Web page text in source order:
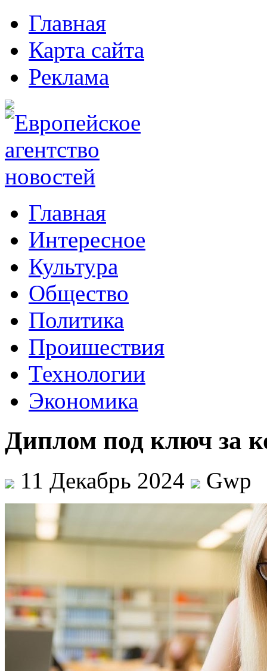
Главная
Карта сайта
Реклама
Главная
Интересное
Культура
Общество
Политика
Проишествия
Технологии
Экономика
Диплом под ключ за
11 Декабрь 2024 Gwp